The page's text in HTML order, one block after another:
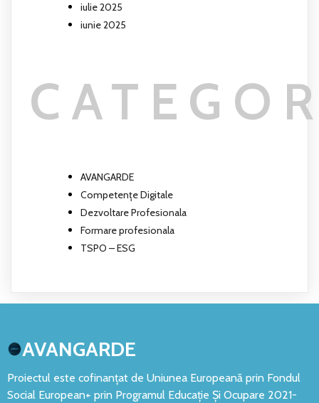
iulie 2025
iunie 2025
AVANGARDE
Competențe Digitale
Dezvoltare Profesionala
Formare profesionala
TSPO – ESG
AVANGARDE
Proiectul este cofinanțat de Uniunea Europeană prin Fondul
Social European+ prin Programul Educație Și Ocupare 2021-